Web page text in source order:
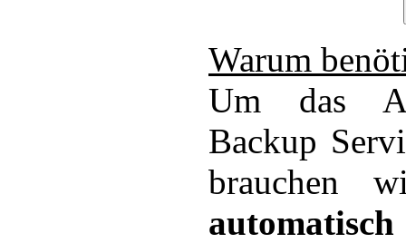
Warum
Um das
Backup
brauchen